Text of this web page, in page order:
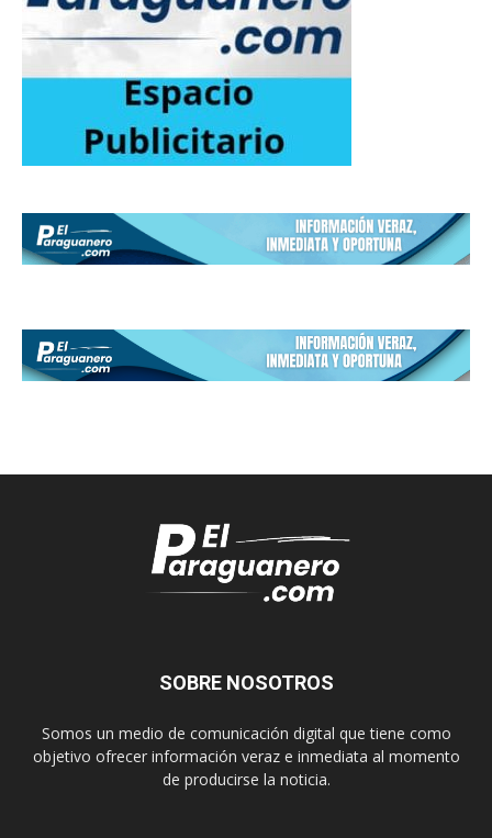
SOBRE NOSOTROS
Somos un medio de comunicación digital que tiene como
objetivo ofrecer información veraz e inmediata al momento
de producirse la noticia.